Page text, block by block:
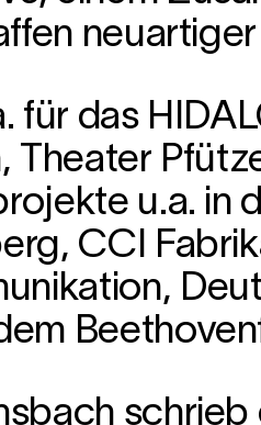
für das
Theater
u.a. in
CCI